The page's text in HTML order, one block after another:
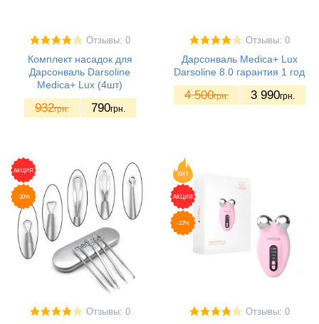
Отзывы: 0
Комплект насадок для
Дарсонваль Darsoline
Medica+ Lux (4шт)
932грн. 790грн.
Отзывы: 0
Дарсонваль Medica+ Lux
Darsoline 8.0 гарантия 1 год
4 500грн. 3 990грн.
АКЦИЯ
-30%
Отзывы: 0
ХИТ
АКЦИЯ
-22%
Отзывы: 0